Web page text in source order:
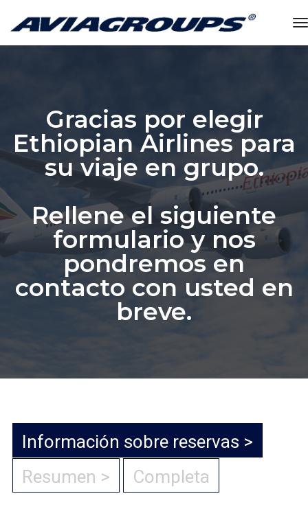
Gracias por elegir
Ethiopian Airlines para
su viaje en grupo.
Rellene el siguiente
formulario y nos
pondremos en
contacto con usted en
breve.
Información sobre reservas
Resumen
Completa